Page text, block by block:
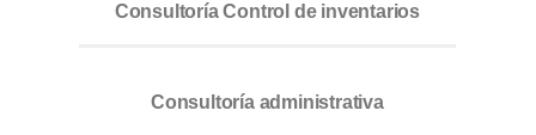
Consultoría Control de inventarios
Consultoría administrativa